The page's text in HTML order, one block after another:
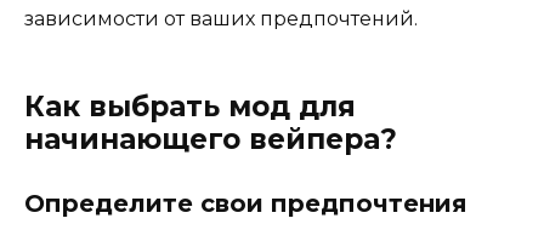
зависимости от ваших предпочтений.
Как выбрать мод для
начинающего вейпера?
Определите свои предпочтения